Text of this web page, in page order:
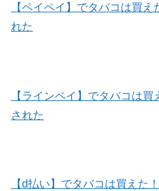
【ペイペイ】でタバコは買
れた
【ラインペイ】でタバコは
された
【d払い】でタバコは買えた